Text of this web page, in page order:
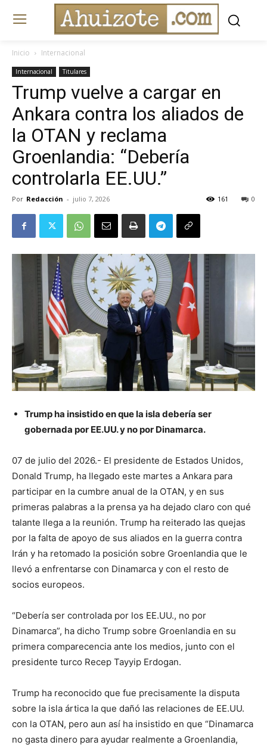
Inicio Internacional
Internacional Titulares
Trump vuelve a cargar en
Ankara contra los aliados de
la OTAN y reclama
Groenlandia: “Debería
controlarla EE.UU.”
Por Redacción - julio 7, 2026 0
161
Trump ha insistido en que la isla debería ser
gobernada por EE.UU. y no por Dinamarca.
07 de julio del 2026.- El presidente de Estados Unidos,
Donald Trump, ha llegado este martes a Ankara para
participar en la cumbre anual de la OTAN, y en sus
primeras palabras a la prensa ya ha dejado claro con qué
talante llega a la reunión. Trump ha reiterado las quejas
por la falta de apoyo de sus aliados en la guerra contra
Irán y ha retomado la posición sobre Groenlandia que le
llevó a enfrentarse con Dinamarca y con el resto de
socios europeos.
“Debería ser controlada por los EE.UU., no por
Dinamarca”, ha dicho Trump sobre Groenlandia en su
primera comparecencia ante los medios, junto con el
presidente turco Recep Tayyip Erdogan.
Trump ha reconocido que fue precisamente la disputa
sobre la isla ártica la que dañó las relaciones de EE.UU.
con la OTAN, pero aun así ha insistido en que “Dinamarca
no gasta dinero para ayudar realmente a Groenlandia,